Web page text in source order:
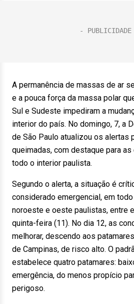
A permanência de massas de ar
e a pouca força da massa polar
Sul e Sudeste impediram a
interior do país. No domingo, 7, a
de São Paulo atualizou os alertas
queimadas, com destaque para
todo o interior paulista.
Segundo o alerta, a situação é
considerado emergencial, em
noroeste e oeste paulistas, entre
quinta-feira (11). No dia 12, as
melhorar, descendo aos
de Campinas, de risco alto. O
estabelece quatro patamares:
emergência, do menos propício
perigoso.